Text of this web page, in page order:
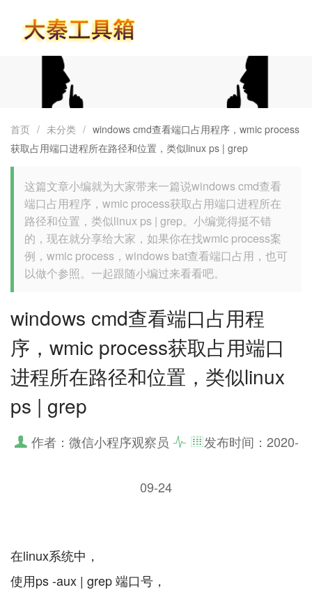
首页 / 未分类 / windows cmd查看端口占用程序，wmic process
获取占用端口进程所在路径和位置，类似linux ps | grep
这篇文章小编就为大家带来一篇说windows cmd查看
端口占用程序，wmic process获取占用端口进程所在
路径和位置，类似linux ps | grep。小编觉得挺不错
的，现在就分享给大家，如果你在找wmic process案
例，wmic process，windows bat查看端口占用，也可
以做个参照。一起跟随小编过来看看吧。
windows cmd查看端口占用程
序，wmic process获取占用端口
进程所在路径和位置，类似linux
ps | grep
作者：微信小程序观察员 发布时间： 2020-
09-24
在linux系统中，
使用ps -aux | grep 端口号，